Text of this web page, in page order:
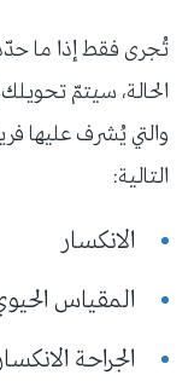
تُجرى فقط إذا ما
الحالة، سيتمّ
والتي يُشرف عليها
التالية:
الانكسار
المقياس
الجراحة